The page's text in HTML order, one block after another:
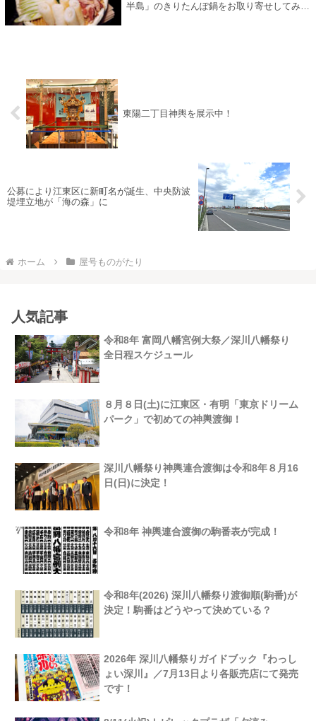
半島」のきりたんぽ鍋をお取り寄せしてみま
東陽二丁目神輿を展示中！
公募により江東区に新町名が誕生、中央防波
堤埋立地が「海の森」に
ホーム 屋号ものがたり
人気記事
令和8年 富岡八幡宮例大祭／深川八幡祭り
全日程スケジュール
８月８日(土)に江東区・有明「東京ドリーム
パーク」で初めての神輿渡御！
深川八幡祭り神輿連合渡御は令和8年８月16
日(日)に決定！
令和8年 神輿連合渡御の駒番表が完成！
令和8年(2026) 深川八幡祭り渡御順(駒番)が
決定！駒番はどうやって決めている？
2026年 深川八幡祭りガイドブック『わっし
ょい深川』／7月13日より各販売店にて発売
です！